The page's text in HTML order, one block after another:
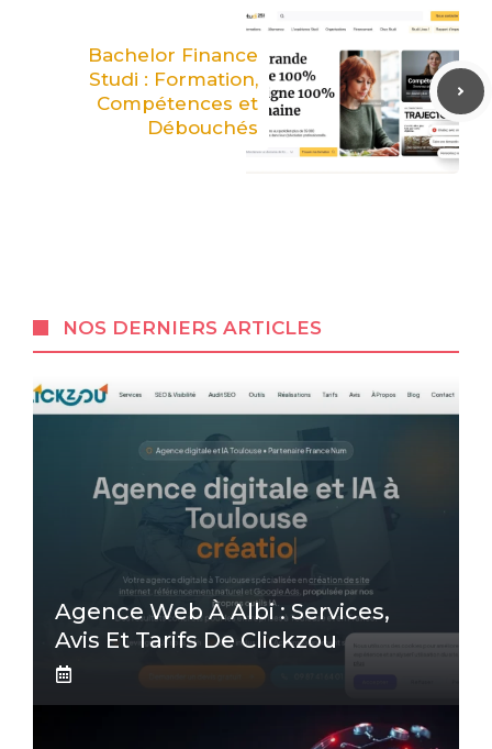
Bachelor Finance
Studi : Formation,
Compétences et
Débouchés
NOS DERNIERS ARTICLES
Agence Web À Albi : Services,
Avis Et Tarifs De Clickzou